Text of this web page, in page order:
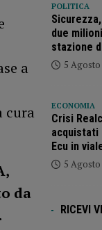
a
cura
da
POLITICA
due
stazione
5 Agosto
ECONOMIA
Crisi
acquistati
Ecu in
5 Agosto
RICEVI